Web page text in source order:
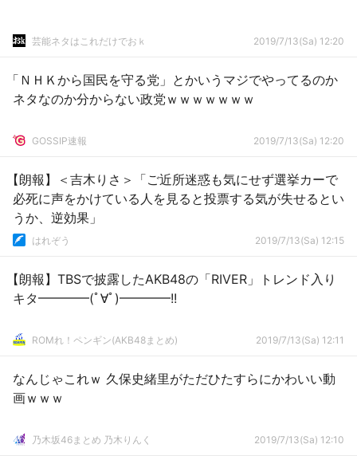
芸能ネタはこれだけでおｋ 2019/7/13(Sa) 12:20
「ＮＨＫから国民を守る党」とかいうマジでやってるのか
ネタなのか分からない政党ｗｗｗｗｗｗｗ
GOSSIP速報 2019/7/13(Sa) 12:20
【朗報】＜吉木りさ＞「ご近所迷惑も気にせず選挙カーで
必死に声をかけている人を見ると投票する気が失せるとい
うか、逆効果」
はれぞう 2019/7/13(Sa) 12:15
【朗報】TBSで披露したAKB48の「RIVER」トレンド入り
キタ━━━━(ﾟ∀ﾟ)━━━━!!
ROMれ！ペンギン(AKB48まとめ) 2019/7/13(Sa) 12:11
なんじゃこれｗ 久保史緒里がただひたすらにかわいい動
画ｗｗｗ
乃木坂46まとめ 乃木りんく 2019/7/13(Sa) 12:10